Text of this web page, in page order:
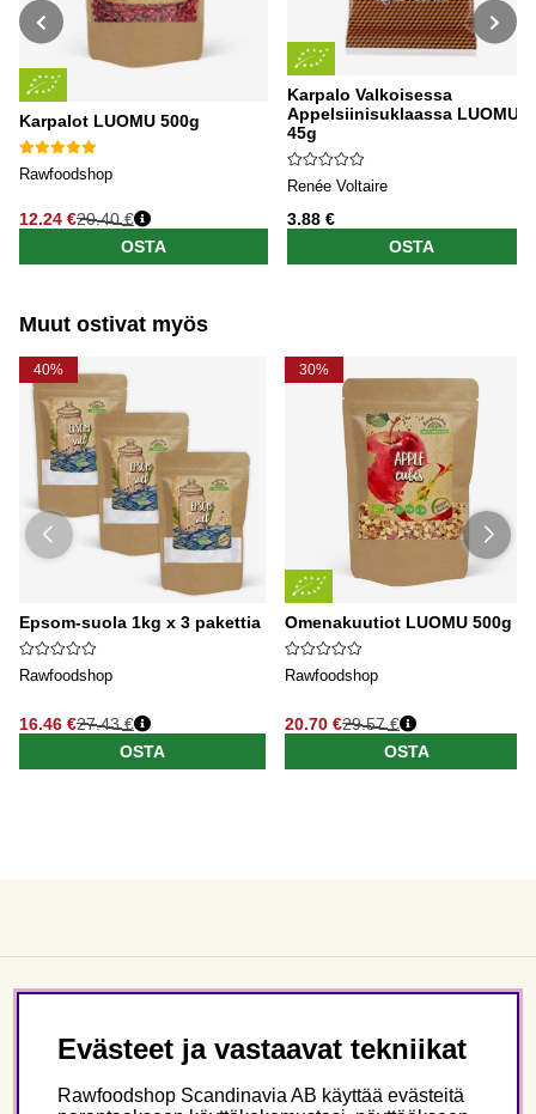
Karpalot LUOMU 500g
Rawfoodshop
12.24 €
Normaali hinta
20.40 €
OSTA
Karpalo Valkoisessa
Appelsiinisuklaassa LUOMU
45g
Renée Voltaire
3.88 €
OSTA
Muut ostivat myös
40%
Epsom-suola 1kg x 3 pakettia
Rawfoodshop
16.46 €27.43 €
OSTA
30%
Omenakuutiot LUOMU 500g
Rawfoodshop
20.70 €29.57 €
OSTA
Evästeet ja vastaavat tekniikat
Rawfoodshop Scandinavia AB käyttää evästeitä